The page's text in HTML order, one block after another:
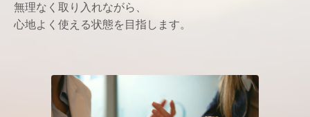
無理なく取り入れながら、
心地よく使える状態を目指します。